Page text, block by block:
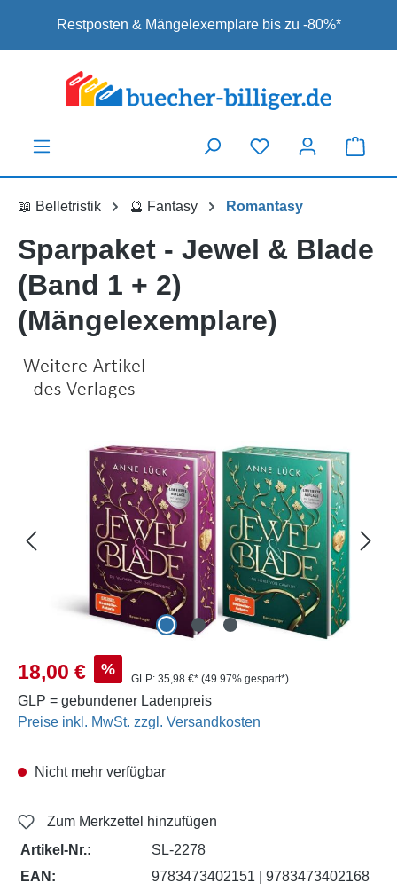
Zum Hauptinhalt springen
Restposten & Mängelexemplare bis zu -80%*
📖 Belletristik 🔮 Fantasy Romantasy
Sparpaket - Jewel & Blade
(Band 1 + 2)
(Mängelexemplare)
Bildergalerie überspringen
Verkaufspreis:
18,00 € %
GLP: 35,98 €* (49.97% gespart*)
GLP = gebundener Ladenpreis
Preise inkl. MwSt. zzgl. Versandkosten
Nicht mehr verfügbar
Zum Merkzettel hinzufügen
Artikel-Nr.:
SL-2278
EAN:
9783473402151 | 9783473402168